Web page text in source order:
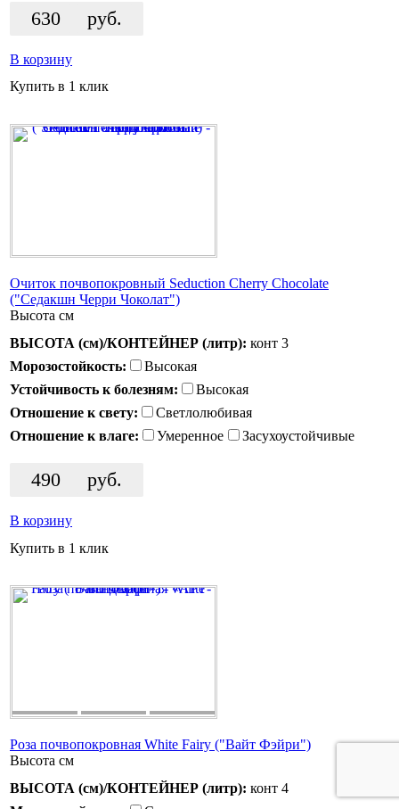
630 руб.
В корзину
Купить в 1 клик
Очиток почвопокровный Seduction Cherry Chocolate
("Седакшн Черри Чоколат")
Высота см
ВЫСОТА (см)/КОНТЕЙНЕР (литр): конт 3
Морозостойкость:
Высокая
Устойчивость к болезням:
Высокая
Отношение к свету:
Светлолюбивая
Отношение к влаге:
Умеренное Засухоустойчивые
490 руб.
В корзину
Купить в 1 клик
Роза почвопокровная White Fairy ("Вайт Фэйри")
Высота см
ВЫСОТА (см)/КОНТЕЙНЕР (литр): конт 4